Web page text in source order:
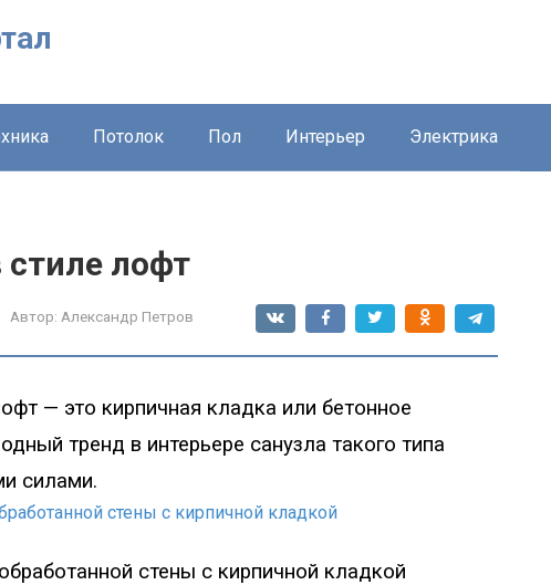
Потолок Пол Интерьер Электрика
лофт
Автор: Александр Петров
— это кирпичная кладка или бетонное
тренд в интерьере санузла такого типа
силами.
анной стены с кирпичной кладкой